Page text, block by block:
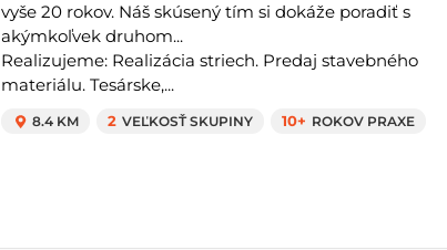
vyše 20 rokov. Náš skúsený tím si dokáže poradiť s
akýmkoľvek druhom...
Realizujeme: Realizácia striech. Predaj stavebného
materiálu. Tesárske,...
8.4 KM 2 VEĽKOSŤ SKUPINY 10+ ROKOV PRAXE